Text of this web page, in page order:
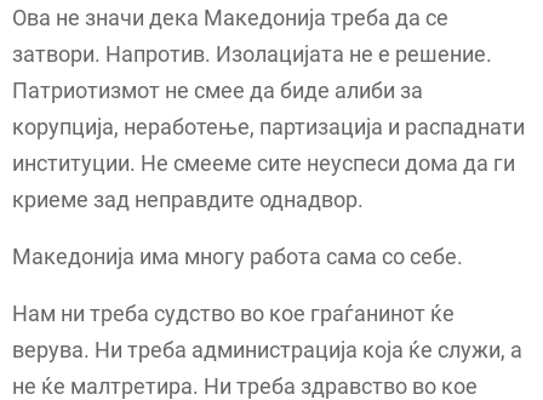
Ова не значи дека Македонија треба да се
затвори. Напротив. Изолацијата не е решение.
Патриотизмот не смее да биде алиби за
корупција, неработење, партизација и распаднати
институции. Не смееме сите неуспеси дома да ги
криеме зад неправдите однадвор.
Македонија има многу работа сама со себе.
Нам ни треба судство во кое граѓанинот ќе
верува. Ни треба администрација која ќе служи, а
не ќе малтретира. Ни треба здравство во кое